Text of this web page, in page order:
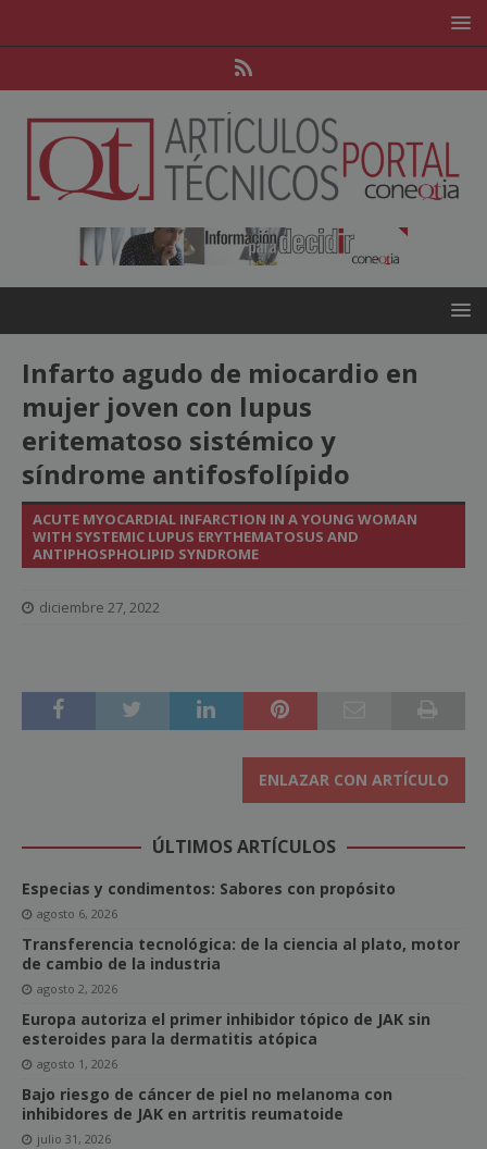
Infarto agudo de miocardio en
mujer joven con lupus
eritematoso sistémico y
síndrome antifosfolípido
ACUTE MYOCARDIAL INFARCTION IN A YOUNG WOMAN
WITH SYSTEMIC LUPUS ERYTHEMATOSUS AND
ANTIPHOSPHOLIPID SYNDROME
diciembre 27, 2022
ENLAZAR CON ARTÍCULO
ÚLTIMOS ARTÍCULOS
Especias y condimentos: Sabores con propósito
agosto 6, 2026
Transferencia tecnológica: de la ciencia al plato, motor
de cambio de la industria
agosto 2, 2026
Europa autoriza el primer inhibidor tópico de JAK sin
esteroides para la dermatitis atópica
agosto 1, 2026
Bajo riesgo de cáncer de piel no melanoma con
inhibidores de JAK en artritis reumatoide
julio 31, 2026